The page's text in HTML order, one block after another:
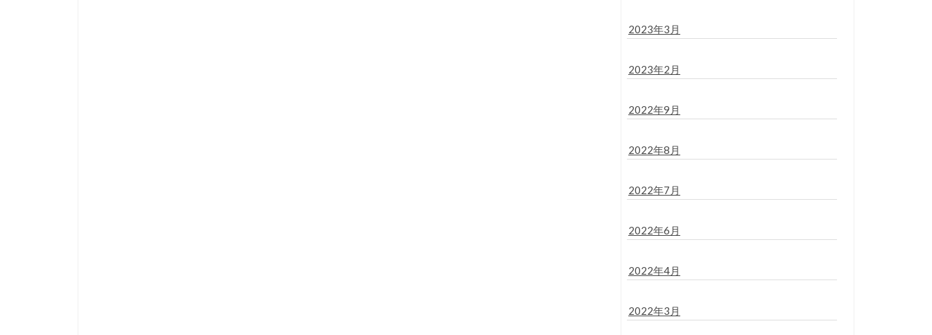
2023年3月
2023年2月
2022年9月
2022年8月
2022年7月
2022年6月
2022年4月
2022年3月